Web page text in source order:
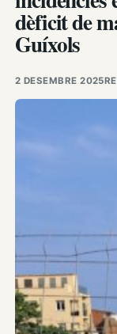
dèficit de
Guíxols
2 DESEMBRE 2025